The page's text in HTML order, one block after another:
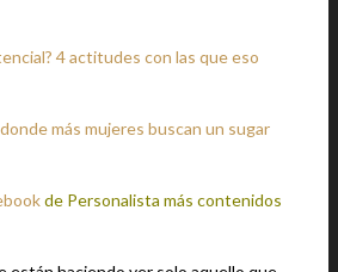
4 actitudes con las que eso
más mujeres buscan un sugar
de Personalista más contenidos